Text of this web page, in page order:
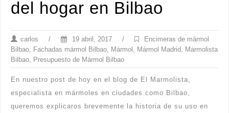
del hogar en Bilbao
carlos / 19 abril, 2017 /
Encimeras de mármol
Bilbao
Fachadas mármol Bilbao Mármol Mármol Madrid
Marmolista
Bilbao
Presupuesto de Mármol Bilbao
En nuestro post de hoy en el blog de El Marmolista,
especialista en mármoles en ciudades como Bilbao,
queremos explicaros brevemente la historia de su uso en